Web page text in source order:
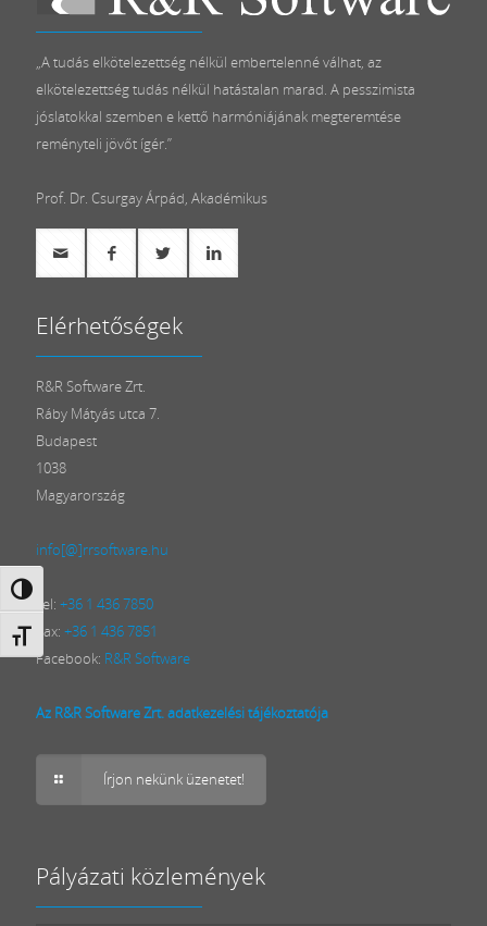
Nagy kontraszt váltása
Betűméret váltása
„A tudás elkötelezettség nélkül embertelenné válhat, az
elkötelezettség tudás nélkül hatástalan marad. A pesszimista
jóslatokkal szemben e kettő harmóniájának megteremtése
reményteli jövőt ígér.”
Prof. Dr. Csurgay Árpád, Akadémikus
Elérhetőségek
R&R Software Zrt.
Ráby Mátyás utca 7.
Budapest
1038
Magyarország
info[@]rrsoftware.hu
Tel: +36 1 436 7850
Fax: +36 1 436 7851
Facebook: R&R Software
Az R&R Software Zrt. adatkezelési tájékoztatója
Írjon nekünk üzenetet!
Pályázati közlemények